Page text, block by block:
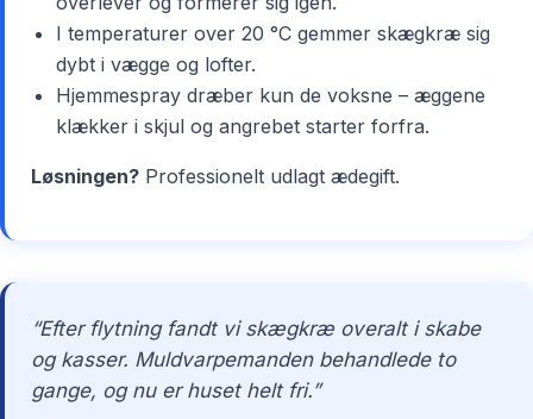
I temperaturer over 20 °C gemmer skægkræ sig
dybt i vægge og lofter.
Hjemmespray dræber kun de voksne – æggene
klækker i skjul og angrebet starter forfra.
Løsningen? Professionelt udlagt ædegift.
“Efter flytning fandt vi skægkræ overalt i skabe
og kasser. Muldvarpemanden behandlede to
gange, og nu er huset helt fri.”